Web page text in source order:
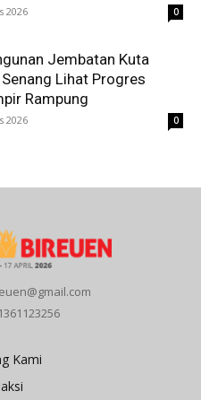
2026 0
Jembatan Kuta
Lihat Progres
Rampung
2026 0
Kami